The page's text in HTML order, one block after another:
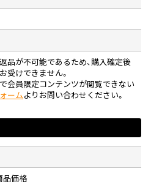
品が不可能であるため、購入確定後
受けできません。
会員限定コンテンツが閲覧できない
ームよりお問い合わせください。
品価格